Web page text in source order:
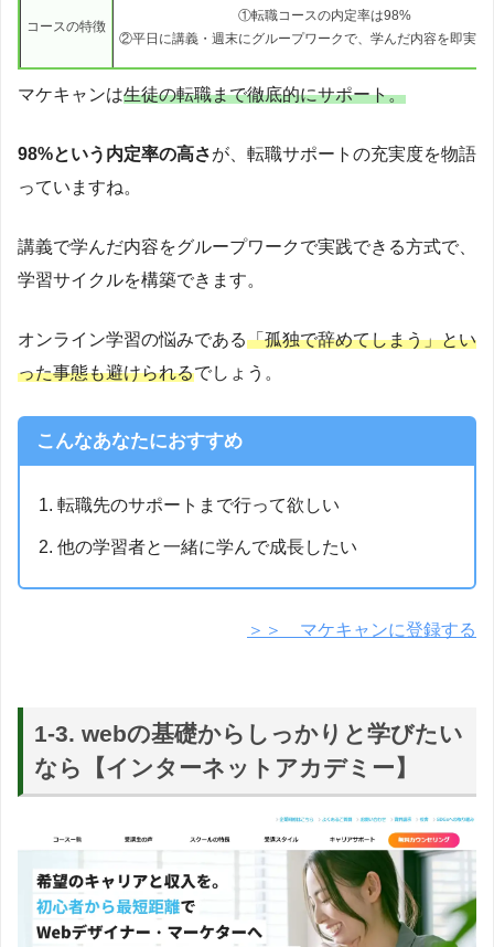
コースの特徴
①転職コースの内定率は98%
②平日に講義・週末にグループワークで、学んだ内容を即実践
マケキャンは生徒の転職まで徹底的にサポート。
98%という内定率の高さが、転職サポートの充実度を物語
っていますね。
講義で学んだ内容をグループワークで実践できる方式で、
学習サイクルを構築できます。
オンライン学習の悩みである「孤独で辞めてしまう」とい
った事態も避けられるでしょう。
こんなあなたにおすすめ
転職先のサポートまで行って欲しい
他の学習者と一緒に学んで成長したい
＞＞ マケキャンに登録する
1-3. webの基礎からしっかりと学びたい
なら【インターネットアカデミー】